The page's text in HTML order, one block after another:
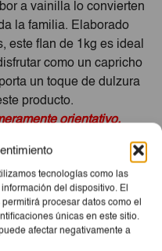
tecnologías como las
del dispositivo. El
procesar datos como el
únicas en este sitio.
afectar negativamente a
a vainilla lo convierten
la familia. Elaborado
este flan de 1kg es ideal
como un capricho
un toque de dulzura
producto.
orientativo.